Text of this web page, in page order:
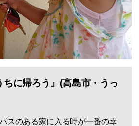
に帰ろう』(高島市・うっ
スのある家に入る時が一番の幸